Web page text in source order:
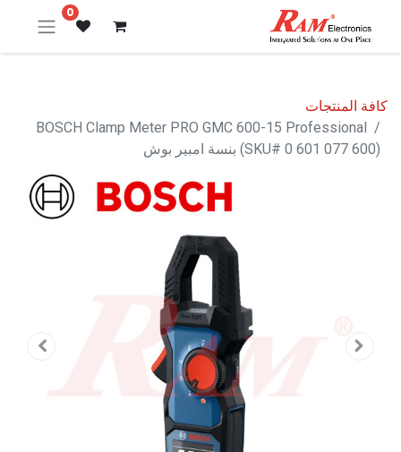
0
كافة المنتجات
BOSCH Clamp Meter PRO GMC 600-15 Professional
(SKU# 0 601 077 600) بنسة امبير بوش